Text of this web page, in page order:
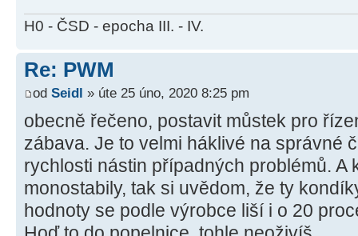
H0 - ČSD - epocha III. - IV.
Re: PWM
od Seidl » úte 25 úno, 2020 8:25 pm
obecně řečeno, postavit můstek pro
zábava. Je to velmi háklivé na správné
rychlosti nástin případných problémů. A
monostabily, tak si uvědom, že ty
hodnoty se podle výrobce liší i o 20